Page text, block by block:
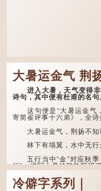
大暑运金气 荆
进入大暑，天气变得非
诗句，其中便有杜甫的名句
这句便是“大暑运金气
寄简崔评事十六弟》，全诗
大暑运金气，荆扬不知
林下有塌翼，水中无行
五行当中“金”对应秋季
行”，描写大暑的酷热阻碍
“荆扬”指荆州（湖北）
游地区，“...
冷僻字系列｜